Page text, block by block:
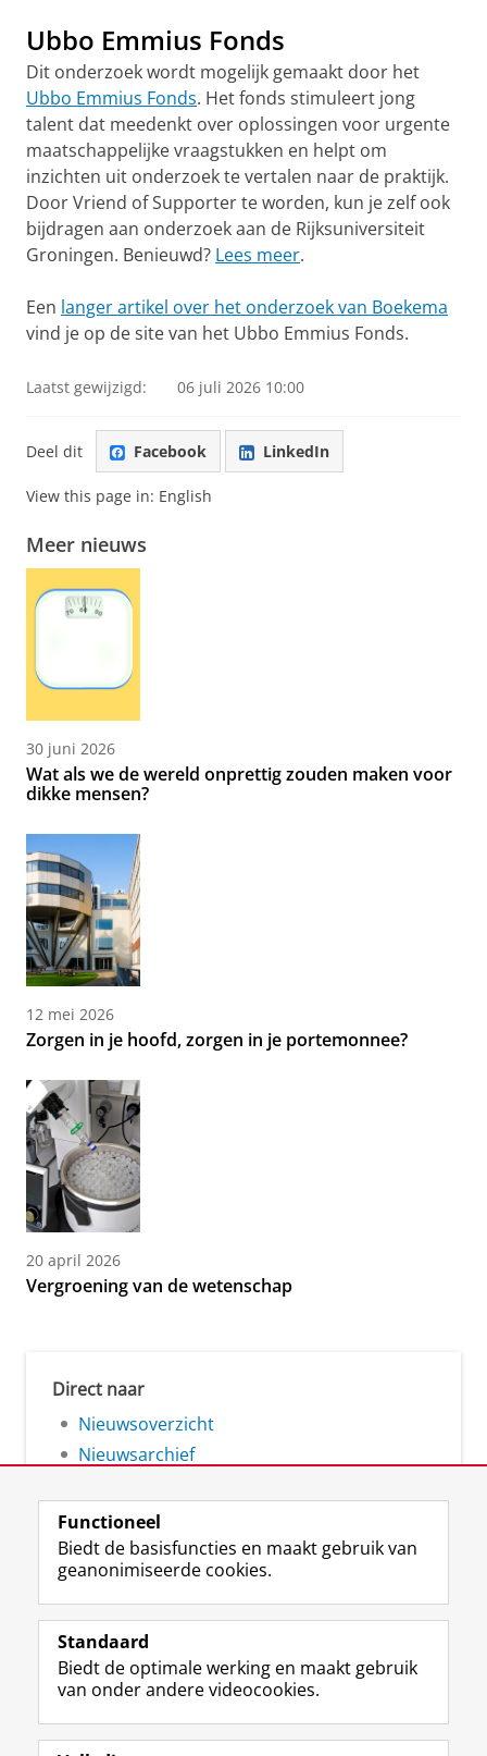
Ubbo Emmius Fonds
Dit onderzoek wordt mogelijk gemaakt door het
Ubbo Emmius Fonds. Het fonds stimuleert jong
talent dat meedenkt over oplossingen voor urgente
maatschappelijke vraagstukken en helpt om
inzichten uit onderzoek te vertalen naar de praktijk.
Door Vriend of Supporter te worden, kun je zelf ook
bijdragen aan onderzoek aan de Rijksuniversiteit
Groningen. Benieuwd? Lees meer.
Een langer artikel over het onderzoek van Boekema
vind je op de site van het Ubbo Emmius Fonds.
Laatst gewijzigd: 06 juli 2026 10:00
Deel dit Facebook LinkedIn
View this page in: English
Meer nieuws
30 juni 2026
Wat als we de wereld onprettig zouden maken voor
dikke mensen?
12 mei 2026
Zorgen in je hoofd, zorgen in je portemonnee?
20 april 2026
Vergroening van de wetenschap
Direct naar
Nieuwsoverzicht
Nieuwsarchief
Volg de RUG
F
a
e
b
o
L
i
k
e
I
R
S
-
f
e
I
n
t
r
Y
o
T
e
Studiekiezers
Functioneel
Biedt de basisfuncties en maakt gebruik van
geanonimiseerde cookies.
Standaard
Biedt de optimale werking en maakt gebruik
van onder andere videocookies.